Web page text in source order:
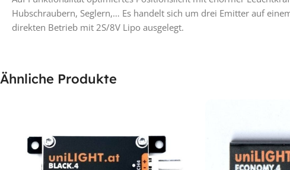
Hubschraubern, Seglern,… Es handelt sich um drei Emitter auf
direkten Betrieb mit 2S/8V Lipo ausgelegt.
Ähnliche Produkte